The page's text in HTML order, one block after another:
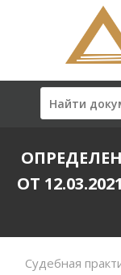
ОТ
Судебная